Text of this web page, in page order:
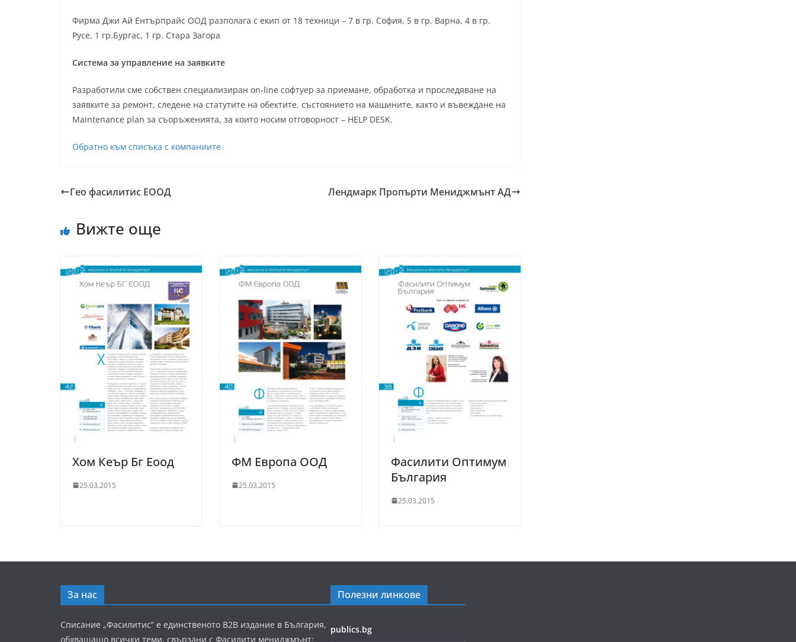
Фирма Джи Ай Ентърпрайс ООД разполага с екип от 18 техници – 7 в гр. София, 5 в гр. Варна, 4 в гр.
Русе, 1 гр.Бургас, 1 гр. Стара Загора
Система за управление на заявките
Разработили сме собствен специализиран on-line софтуер за приемане, обработка и проследяване на
заявките за ремонт, следене на статутите на обектите, състоянието на машините, както и въвеждане на
Maintenance plan за съоръженията, за които носим отговорност – HELP DESK.
Обратно към списъка с компаниите
Гео фасилитис ЕООД Лендмарк Пропърти Мениджмънт АД
Вижте още
Хом Кеър Бг Еоод
25.03.2015
ФМ Европа ООД
25.03.2015
Фасилити Оптимум
България
25.03.2015
За нас
Списание „Фасилитис” е единственото B2B издание в България,
обхващащо всички теми, свързани с Фасилити мениджмънт:
Полезни линкове
publics.bg